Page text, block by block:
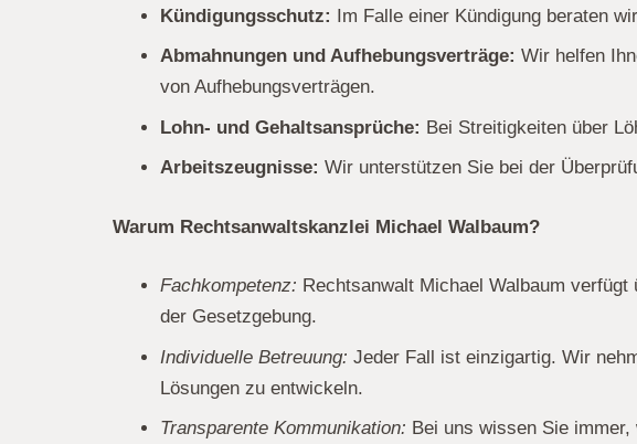
Kündigungsschutz: Im Falle einer Kündigung beraten
Abmahnungen und Aufhebungsverträge: Wir helfen
von Aufhebungsverträgen.
Lohn- und Gehaltsansprüche: Bei Streitigkeiten über
Arbeitszeugnisse: Wir unterstützen Sie bei der
Warum Rechtsanwaltskanzlei Michael Walbaum?
Fachkompetenz: Rechtsanwalt Michael Walbaum
der Gesetzgebung.
Individuelle Betreuung: Jeder Fall ist einzigartig. Wir
Lösungen zu entwickeln.
Transparente Kommunikation: Bei uns wissen Sie